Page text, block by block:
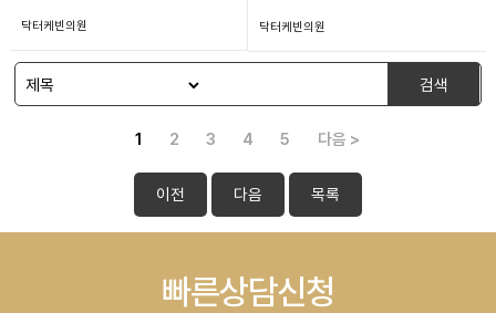
닥터케빈의원 닥터케빈의원
검색
1 2 3 4 5 다음 >
이전 다음 목록
빠른상담신청